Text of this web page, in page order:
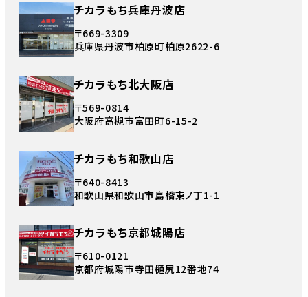
チカラもち兵庫丹波店
〒669-3309
兵庫県丹波市柏原町柏原2622-6
チカラもち北大阪店
〒569-0814
大阪府高槻市富田町6-15-2
チカラもち和歌山店
〒640-8413
和歌山県和歌山市島橋東ノ丁1-1
チカラもち京都城陽店
〒610-0121
京都府城陽市寺田樋尻12番地74